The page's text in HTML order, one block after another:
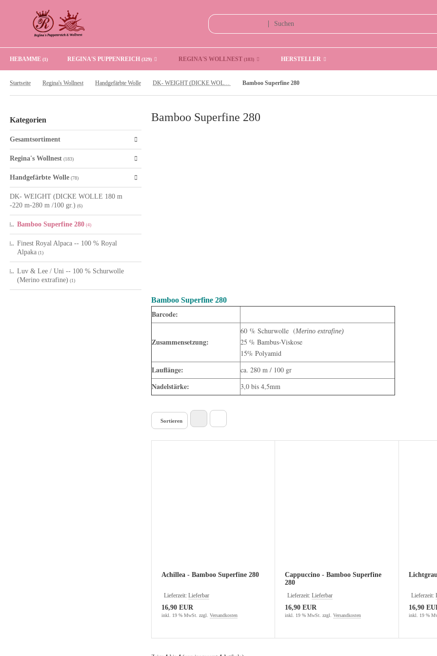
HEBAMME (1) REGINA'S PUPPENREICH (329) REGINA'S WOLLNEST (183) HERSTELLER
Startseite Regina's Wollnest Handgefärbte Wolle DK- WEIGHT (DICKE WOLLE 180 m -220 m-280 m /100 gr.) Bamboo Superfine 280
Kategorien
Gesamtsortiment
Regina's Wollnest (183)
Handgefärbte Wolle (78)
DK- WEIGHT (DICKE WOLLE 180 m
-220 m-280 m /100 gr.) (6)
Bamboo Superfine 280 (4)
Finest Royal Alpaca -- 100 % Royal
Alpaka (1)
Luv & Lee / Uni -- 100 % Schurwolle
(Merino extrafine) (1)
Bamboo Superfine 280
Bamboo Superfine 280
Barcode:
Zusammensetzung:
60 % Schurwolle (Merino extrafine)
25 % Bambus-Viskose
15% Polyamid
Lauflänge: ca. 280 m / 100 gr
Nadelstärke: 3,0 bis 4,5mm
Sortieren
Achillea - Bamboo Superfine 280
Lieferzeit: Lieferbar
16,90 EUR
inkl. 19 % MwSt. zzgl. Versandkosten
Cappuccino - Bamboo Superfine
280
Lieferzeit:Lieferbar
16,90 EUR
inkl. 19 % MwSt. zzgl.Versandkosten
Lieferzeit:
16,90
inkl. 19 %